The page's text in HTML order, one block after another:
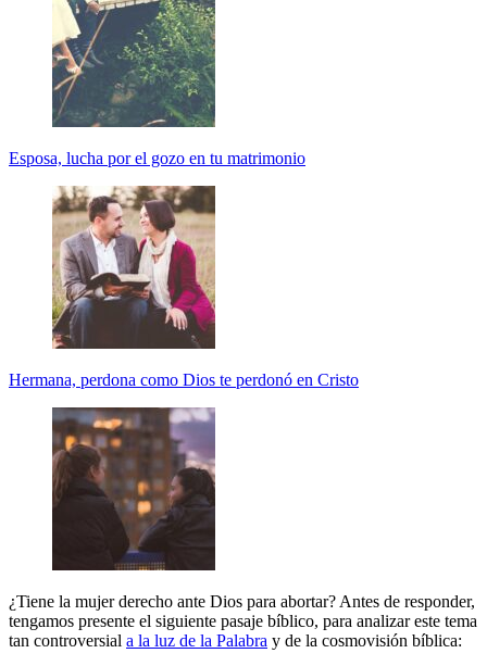
Esposa, lucha por el gozo en tu matrimonio
Hermana, perdona como Dios te perdonó en Cristo
¿Tiene la mujer derecho ante Dios para abortar? Antes de responder,
tengamos presente el siguiente pasaje bíblico, para analizar este tema
tan controversial a la luz de la Palabra y de la cosmovisión bíblica: